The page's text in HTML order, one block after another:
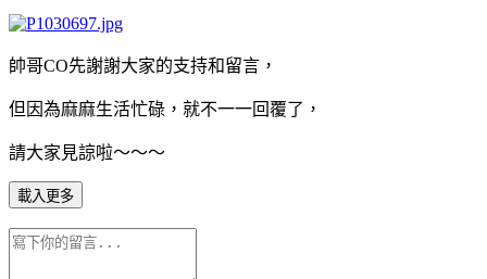
帥哥CO先謝謝大家的支持和留言，
但因為麻麻生活忙碌，就不一一回覆了，
請大家見諒啦～～～
載入更多